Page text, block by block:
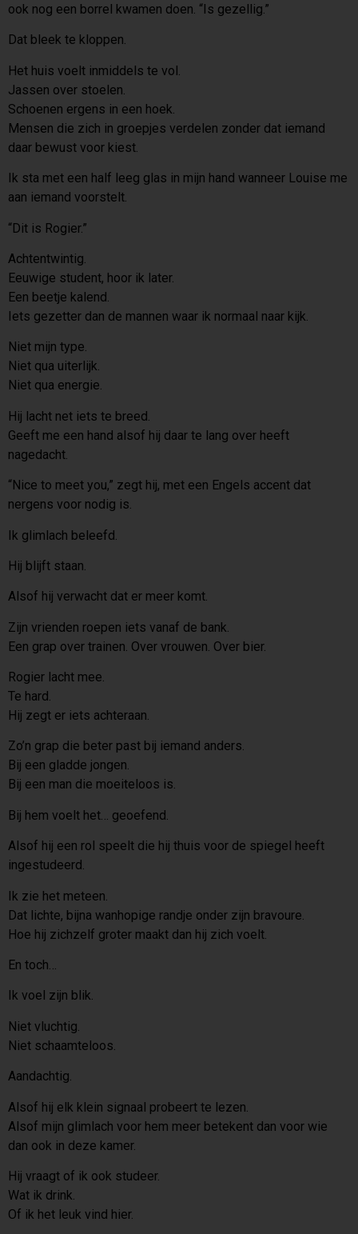
ook nog een borrel kwamen doen. “Is gezellig.”
Dat bleek te kloppen.
Het huis voelt inmiddels te vol.
Jassen over stoelen.
Schoenen ergens in een hoek.
Mensen die zich in groepjes verdelen zonder dat iemand
daar bewust voor kiest.
Ik sta met een half leeg glas in mijn hand wanneer Louise me
aan iemand voorstelt.
“Dit is Rogier.”
Achtentwintig.
Eeuwige student, hoor ik later.
Een beetje kalend.
Iets gezetter dan de mannen waar ik normaal naar kijk.
Niet mijn type.
Niet qua uiterlijk.
Niet qua energie.
Hij lacht net iets te breed.
Geeft me een hand alsof hij daar te lang over heeft
nagedacht.
“Nice to meet you,” zegt hij, met een Engels accent dat
nergens voor nodig is.
Ik glimlach beleefd.
Hij blijft staan.
Alsof hij verwacht dat er meer komt.
Zijn vrienden roepen iets vanaf de bank.
Een grap over trainen. Over vrouwen. Over bier.
Rogier lacht mee.
Te hard.
Hij zegt er iets achteraan.
Zo’n grap die beter past bij iemand anders.
Bij een gladde jongen.
Bij een man die moeiteloos is.
Bij hem voelt het… geoefend.
Alsof hij een rol speelt die hij thuis voor de spiegel heeft
ingestudeerd.
Ik zie het meteen.
Dat lichte, bijna wanhopige randje onder zijn bravoure.
Hoe hij zichzelf groter maakt dan hij zich voelt.
En toch…
Ik voel zijn blik.
Niet vluchtig.
Niet schaamteloos.
Aandachtig.
Alsof hij elk klein signaal probeert te lezen.
Alsof mijn glimlach voor hem meer betekent dan voor wie
dan ook in deze kamer.
Hij vraagt of ik ook studeer.
Wat ik drink.
Of ik het leuk vind hier.